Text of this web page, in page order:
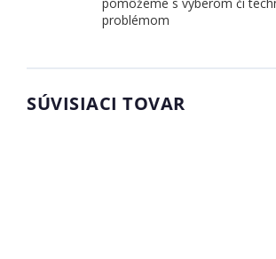
problémom
SÚVISIACI TOVAR